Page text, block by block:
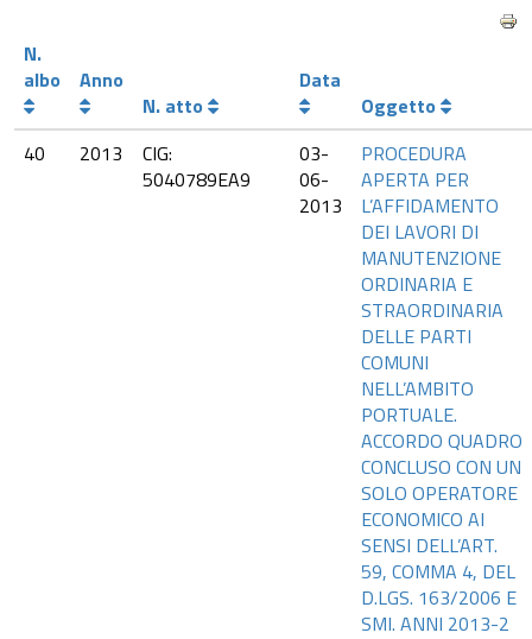
N.
albo
Anno
N. atto
Data
Oggetto
40
2013
CIG:
5040789EA9
03-
06-
2013
PROCEDURA
APERTA PER
L’AFFIDAMENTO
DEI LAVORI DI
MANUTENZIONE
ORDINARIA E
STRAORDINARIA
DELLE PARTI
COMUNI
NELL’AMBITO
PORTUALE.
ACCORDO QUADRO
CONCLUSO CON UN
SOLO OPERATORE
ECONOMICO AI
SENSI DELL’ART.
59, COMMA 4, DEL
D.LGS. 163/2006 E
SMI. ANNI 2013-2